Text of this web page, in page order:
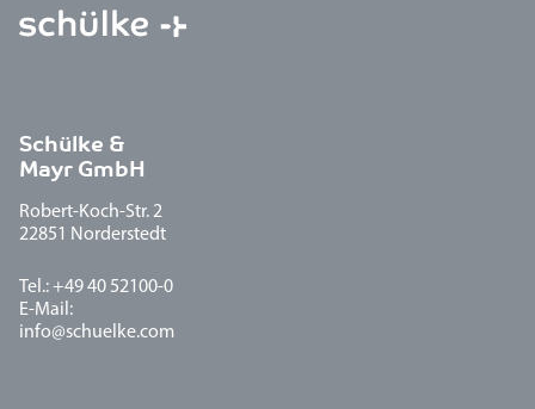
Schülke &
Mayr GmbH
Robert-Koch-Str. 2
22851 Norderstedt
Tel.: +49 40 52100-0
E-Mail:
info@schuelke.com